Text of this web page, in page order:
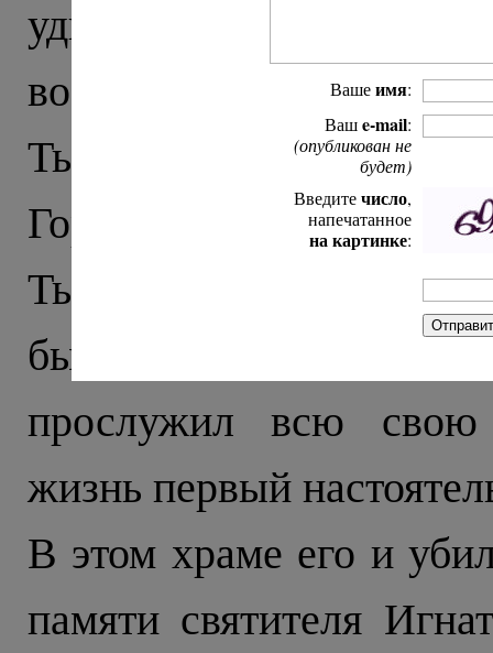
удивляет стрельба
военные с автоматами,
Тырныауза встречает
Город строили в
Тырныаузе храм
бывшей
прослужил всю свою
жизнь первый
В этом храме его и
памяти святителя
Вашеимя:
Вашe-mail:
(опубликован не
будет)
Введитечисло,
напечатанное
на картинке: